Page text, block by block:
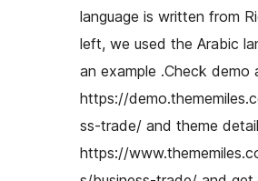
language is written from
left, we used the Arabic
an example .Check demo
https://
ss-trade/ and theme
https://